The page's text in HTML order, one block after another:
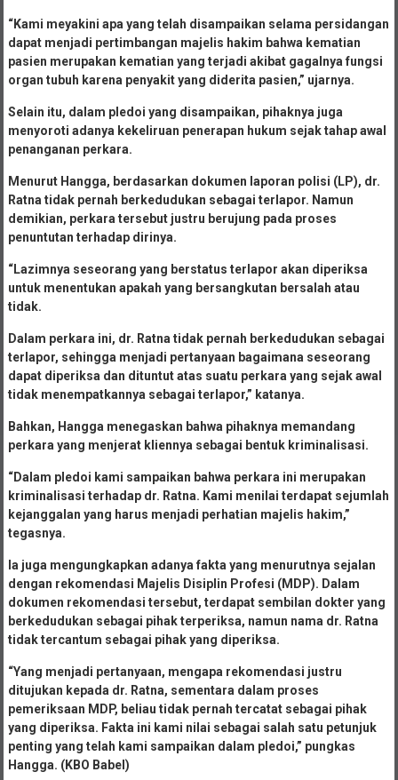
“Kami meyakini apa yang telah disampaikan selama persidangan
dapat menjadi pertimbangan majelis hakim bahwa kematian
pasien merupakan kematian yang terjadi akibat gagalnya fungsi
organ tubuh karena penyakit yang diderita pasien,” ujarnya.
Selain itu, dalam pledoi yang disampaikan, pihaknya juga
menyoroti adanya kekeliruan penerapan hukum sejak tahap awal
penanganan perkara.
Menurut Hangga, berdasarkan dokumen laporan polisi (LP), dr.
Ratna tidak pernah berkedudukan sebagai terlapor. Namun
demikian, perkara tersebut justru berujung pada proses
penuntutan terhadap dirinya.
“Lazimnya seseorang yang berstatus terlapor akan diperiksa
untuk menentukan apakah yang bersangkutan bersalah atau
tidak.
Dalam perkara ini, dr. Ratna tidak pernah berkedudukan sebagai
terlapor, sehingga menjadi pertanyaan bagaimana seseorang
dapat diperiksa dan dituntut atas suatu perkara yang sejak awal
tidak menempatkannya sebagai terlapor,” katanya.
Bahkan, Hangga menegaskan bahwa pihaknya memandang
perkara yang menjerat kliennya sebagai bentuk kriminalisasi.
“Dalam pledoi kami sampaikan bahwa perkara ini merupakan
kriminalisasi terhadap dr. Ratna. Kami menilai terdapat sejumlah
kejanggalan yang harus menjadi perhatian majelis hakim,”
tegasnya.
Ia juga mengungkapkan adanya fakta yang menurutnya sejalan
dengan rekomendasi Majelis Disiplin Profesi (MDP). Dalam
dokumen rekomendasi tersebut, terdapat sembilan dokter yang
berkedudukan sebagai pihak terperiksa, namun nama dr. Ratna
tidak tercantum sebagai pihak yang diperiksa.
“Yang menjadi pertanyaan, mengapa rekomendasi justru
ditujukan kepada dr. Ratna, sementara dalam proses
pemeriksaan MDP, beliau tidak pernah tercatat sebagai pihak
yang diperiksa. Fakta ini kami nilai sebagai salah satu petunjuk
penting yang telah kami sampaikan dalam pledoi,” pungkas
Hangga. (KBO Babel)